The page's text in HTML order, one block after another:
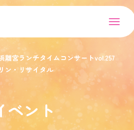
浜離宮ランチタイムコンサートvol.257
・リサイタル
ベント